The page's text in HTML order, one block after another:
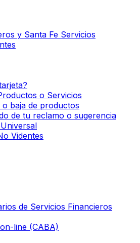
y Santa Fe Servicios
o Servicios
baja de productos
de tu reclamo o sugerencia
Videntes
de Servicios Financieros
line (CABA)